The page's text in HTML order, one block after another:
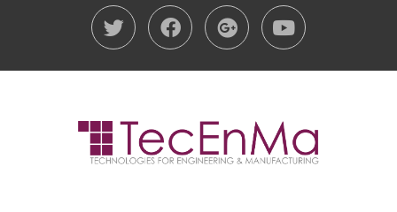
twitterfacebook
google-